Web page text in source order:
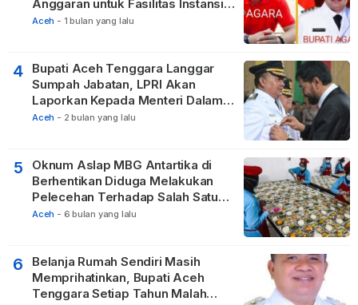
Anggaran untuk Fasilitas Instansi
Vertikal
Aceh - 1 bulan yang lalu
4
Bupati Aceh Tenggara Langgar
Sumpah Jabatan, LPRI Akan
Laporkan Kepada Menteri Dalam
Negeri
Aceh - 2 bulan yang lalu
5
Oknum Aslap MBG Antartika di
Berhentikan Diduga Melakukan
Pelecehan Terhadap Salah Satu
Relawan
Aceh - 6 bulan yang lalu
6
Belanja Rumah Sendiri Masih
Memprihatinkan, Bupati Aceh
Tenggara Setiap Tahun Malah